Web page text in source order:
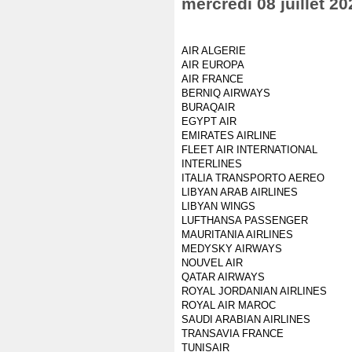
AIR ALGERIE
AIR EUROPA
AIR FRANCE
BERNIQ AIRWAYS
BURAQAIR
EGYPT AIR
EMIRATES AIRLINE
FLEET AIR INTERNATIONAL
INTERLINES
ITALIA TRANSPORTO AEREO
LIBYAN ARAB AIRLINES
LIBYAN WINGS
LUFTHANSA PASSENGER
MAURITANIA AIRLINES
MEDYSKY AIRWAYS
NOUVEL AIR
QATAR AIRWAYS
ROYAL JORDANIAN AIRLINES
ROYAL AIR MAROC
SAUDI ARABIAN AIRLINES
TRANSAVIA FRANCE
TUNISAIR